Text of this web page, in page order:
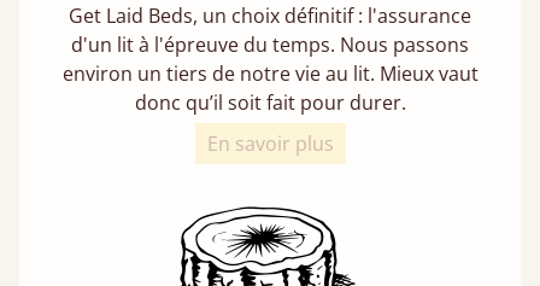
Get Laid Beds, un choix définitif : l'assurance
d'un lit à l'épreuve du temps. Nous passons
environ un tiers de notre vie au lit. Mieux vaut
donc qu’il soit fait pour durer.
En savoir plus